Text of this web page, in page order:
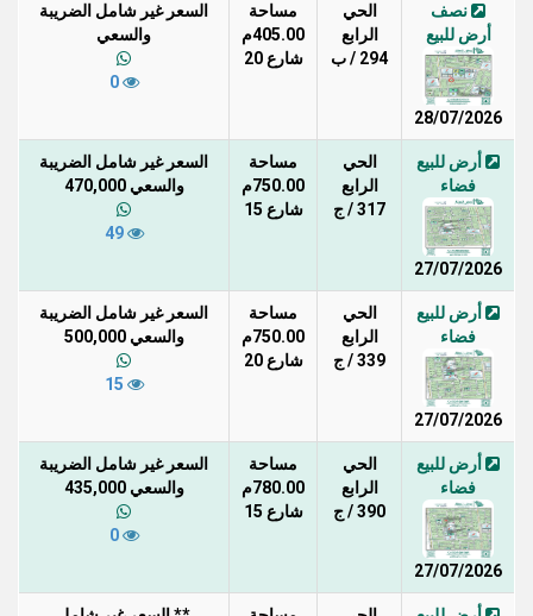
نصف
أرض للبيع
28/07/2026
الحي
الرابع
294 / ب
مساحة
405.00م
شارع 20
السعر غير شامل الضريبة
والسعي
0
أرض للبيع
فضاء
27/07/2026
الحي
الرابع
317 / ج
مساحة
750.00م
شارع 15
السعر غير شامل الضريبة
والسعي 470,000
49
أرض للبيع
فضاء
27/07/2026
الحي
الرابع
339 / ج
مساحة
750.00م
شارع 20
السعر غير شامل الضريبة
والسعي 500,000
أرض للبيع
فضاء
27/07/2026
الحي
الرابع
390 / ج
مساحة
780.00م
شارع 15
السعر غير شامل الضريبة
والسعي 435,000
0